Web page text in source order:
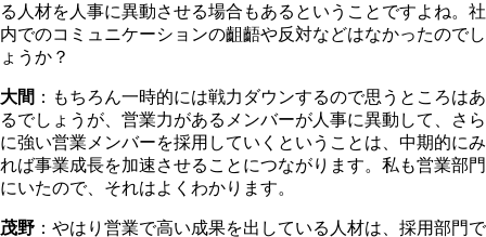
る人材を人事に異動させる場合もあるということですよね。社
内でのコミュニケーションの齟齬や反対などはなかったのでし
ょうか？
大間 ：もちろん一時的には戦力ダウンするので思うところはあ
るでしょうが、営業力があるメンバーが人事に異動して、さら
に強い営業メンバーを採用していくということは、中期的にみ
れば事業成長を加速させることにつながります。私も営業部門
にいたので、それはよくわかります。
茂野 ：やはり営業で高い成果を出している人材は、採用部門で